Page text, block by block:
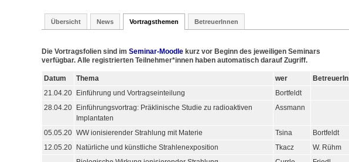
Übersicht News Vortragsthemen BetreuerInnen
Die Vortragsfolien sind im Seminar-Moodlekurz vor Beginn des jeweiligen Seminars
verfügbar. Alle registrierten Teilnehmer*innen haben automatisch darauf Zugriff.
Datum Thema wer
BetreuerIn
21.04.20
Einführung und Vortragseinteilung
Bortfeldt
28.04.20
Einführungsvortrag: Präklinische Studie zu radioaktiven
Implantaten
Assmann
05.05.20 WW ionisierender Strahlung mit Materie Tsina
Bortfeldt
12.05.20
Natürliche und künstliche Strahlenexposition Tkacz
W. Rühm